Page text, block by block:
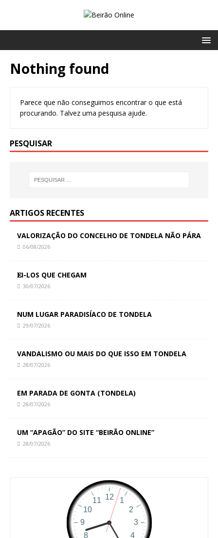
Nothing found
Parece que não conseguimos encontrar o que está
procurando. Talvez uma pesquisa ajude.
PESQUISAR
ARTIGOS RECENTES
VALORIZAÇÃO DO CONCELHO DE TONDELA NÃO PÁRA
06/08/2026
𝐄I-LOS QUE CHEGAM
30/07/2026
NUM LUGAR PARADISÍACO DE TONDELA
29/07/2026
VANDALISMO OU MAIS DO QUE ISSO EM TONDELA
28/07/2026
EM PARADA DE GONTA (TONDELA)
28/07/2026
UM “APAGÃO” DO SITE “BEIRÃO ONLINE”
28/07/2026